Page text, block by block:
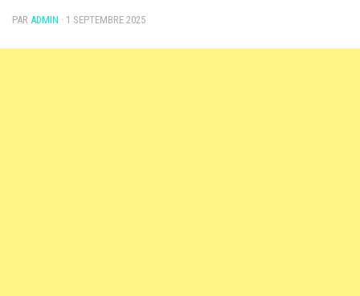
PAR ADMIN · 1 SEPTEMBRE 2025